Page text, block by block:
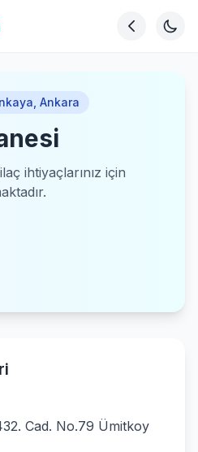
Ankara
ihtiyaçlarınız için
Cad. No.79 Ümitkoy